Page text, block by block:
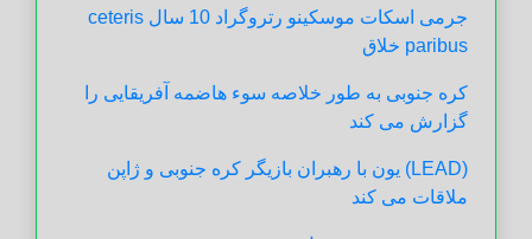
جرمی اسکات موسکینو رتروگراد 10 سال ceteris
paribus خلاق
کره جنوبی به طور خلاصه سوء هاضمه آفریقایی را
گزارش می کند
(LEAD) یون با رهبران بازیگر کره جنوبی و ژاپن
ملاقات می کند